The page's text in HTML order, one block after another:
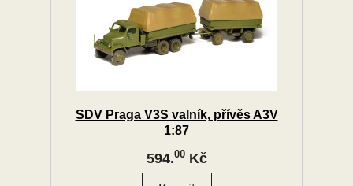
SDV Praga V3S valník, přívěs A3V
1:87
594.00Kč